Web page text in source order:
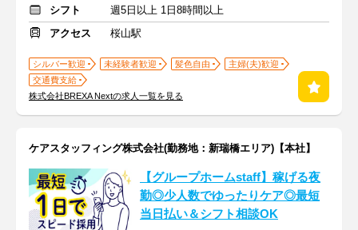
シフト
週5日以上 1日8時間以上
アクセス
桜山駅
シルバー歓迎 未経験者歓迎 髪色自由
主婦(夫)歓迎
交通費支給
株式会社BREXA Nextの求人一覧を見る
ケアスタッフィング株式会社(勤務地：新瑞橋エリア)【本社】
【グループホームstaff】稼げる夜
勤◎少人数でゆったりケア◎最短
当日払い＆シフト相談OK